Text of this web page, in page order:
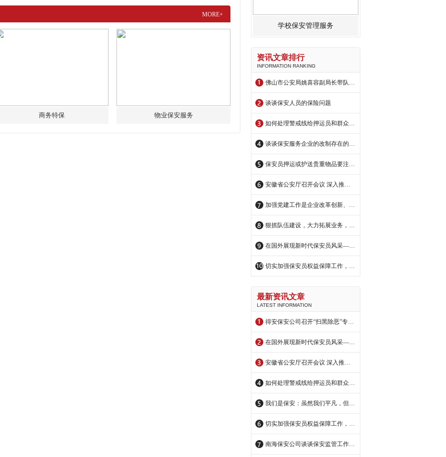
学校保安管理服务
资讯文章排行
INFORMATION RANKING
佛山市公安局姚喜容副局长带队到保安公司调研
谈谈保安人员的保险问题
如何处理警戒线给押运员和群众造成的矛盾？
谈谈保安服务企业的改制存在的问题
保安员押运或护送贵重物品要注意哪些问题
安徽省公安厅召开会议 深入推进全省保安监管工作
加强党建工作是企业改革创新、科学发展的强大精神动力和重要政治保证
狠抓队伍建设，大力拓展业务，实现企业跨越式发展----南海保安公司企业建设纪实
在国外展现新时代保安员风采——记广东得安保安服务有限公司佛山分公司保安队长陈飞
切实加强保安员权益保障工作，多措并举解决好保安员维权问题
最新资讯文章
LATEST INFORMATION
得安保安公司召开“扫黑除恶”专项工作会议
在国外展现新时代保安员风采——记广东得安保安服务有限公司佛山分公司保安队长陈飞
安徽省公安厅召开会议 深入推进全省保安监管工作
如何处理警戒线给押运员和群众造成的矛盾？
我们是保安：虽然我们平凡，但却无法阻挡我们去奉献
切实加强保安员权益保障工作，多措并举解决好保安员维权问题
南海保安公司谈谈保安监管工作中存在的问题
MORE+
商务特保 物业保安服务